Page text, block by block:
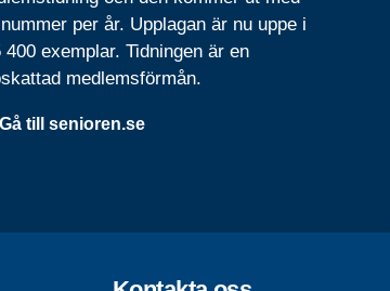
per år. Upplagan är nu uppe i
400 exemplar. Tidningen är en
medlemsförmån.
Gå till senioren.se